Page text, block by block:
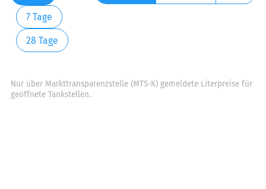
7 Tage
28 Tage
Nur über Markttransparenzstelle (MTS-K) gemeldete Literpreise für
geöffnete Tankstellen.